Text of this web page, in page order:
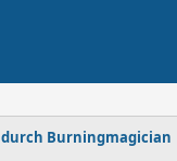
durch Burningmagician